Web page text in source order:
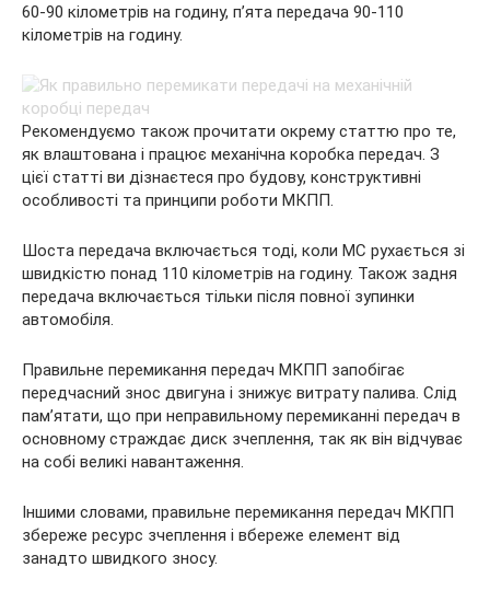
60-90 кілометрів на годину, п’ята передача 90-110
кілометрів на годину.
Рекомендуємо також прочитати окрему статтю про те,
як влаштована і працює механічна коробка передач. З
цієї статті ви дізнаєтеся про будову, конструктивні
особливості та принципи роботи МКПП.
Шоста передача включається тоді, коли МС рухається зі
швидкістю понад 110 кілометрів на годину. Також задня
передача включається тільки після повної зупинки
автомобіля.
Правильне перемикання передач МКПП запобігає
передчасний знос двигуна і знижує витрату палива. Слід
пам’ятати, що при неправильному перемиканні передач в
основному страждає диск зчеплення, так як він відчуває
на собі великі навантаження.
Іншими словами, правильне перемикання передач МКПП
збереже ресурс зчеплення і вбереже елемент від
занадто швидкого зносу.